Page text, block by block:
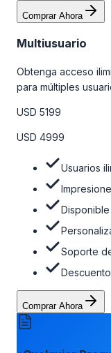
Comprar Ahora
Multiusuario
Obtenga acceso
para múltiples
venta, el soporte
opción de
la tabla de precios
USD 5199
USD 4999
Usuarios
Disponible
Soporte
Comprar Ahora